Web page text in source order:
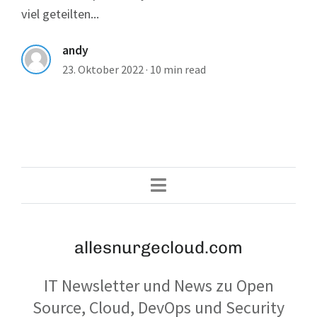
viel geteilten...
andy
23. Oktober 2022 · 10 min read
allesnurgecloud.com
IT Newsletter und News zu Open
Source, Cloud, DevOps und Security